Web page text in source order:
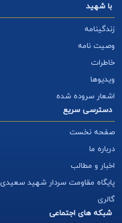
با شهید
زندگینامه
وصیت نامه
خاطرات
ویدیوها
اشعار سروده شده
دسترسی سریع
صفحه نخست
درباره ما
اخبار و مطالب
پایگاه مقاومت سردار شهید سعیدی
گالری
شبکه های اجتماعی